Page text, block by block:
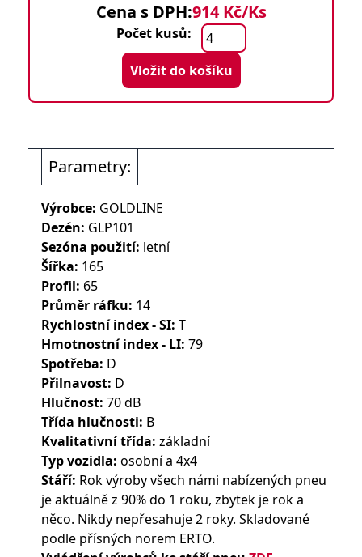
Cena s DPH:914 Kč/Ks
Počet kusů:
Vložit do košíku
Parametry:
Výrobce: GOLDLINE
Dezén: GLP101
Sezóna použití: letní
Šířka: 165
Profil: 65
Průměr ráfku: 14
Rychlostní index - SI: T
Hmotnostní index - LI: 79
Spotřeba: D
Přilnavost: D
Hlučnost: 70 dB
Třída hlučnosti: B
Kvalitativní třída: základní
Typ vozidla: osobní a 4x4
Stáří: Rok výroby všech námi nabízených pneu
je aktuálně z 90% do 1 roku, zbytek je rok a
něco. Nikdy nepřesahuje 2 roky. Skladované
podle přísných norem ERTO.